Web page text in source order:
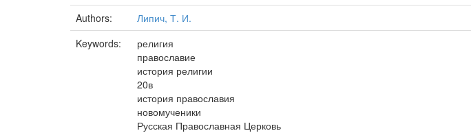
Authors:
Липич, Т. И.
Keywords:
религия
православие
история религии
20в
история православия
новомученики
Русская Православная Церковь